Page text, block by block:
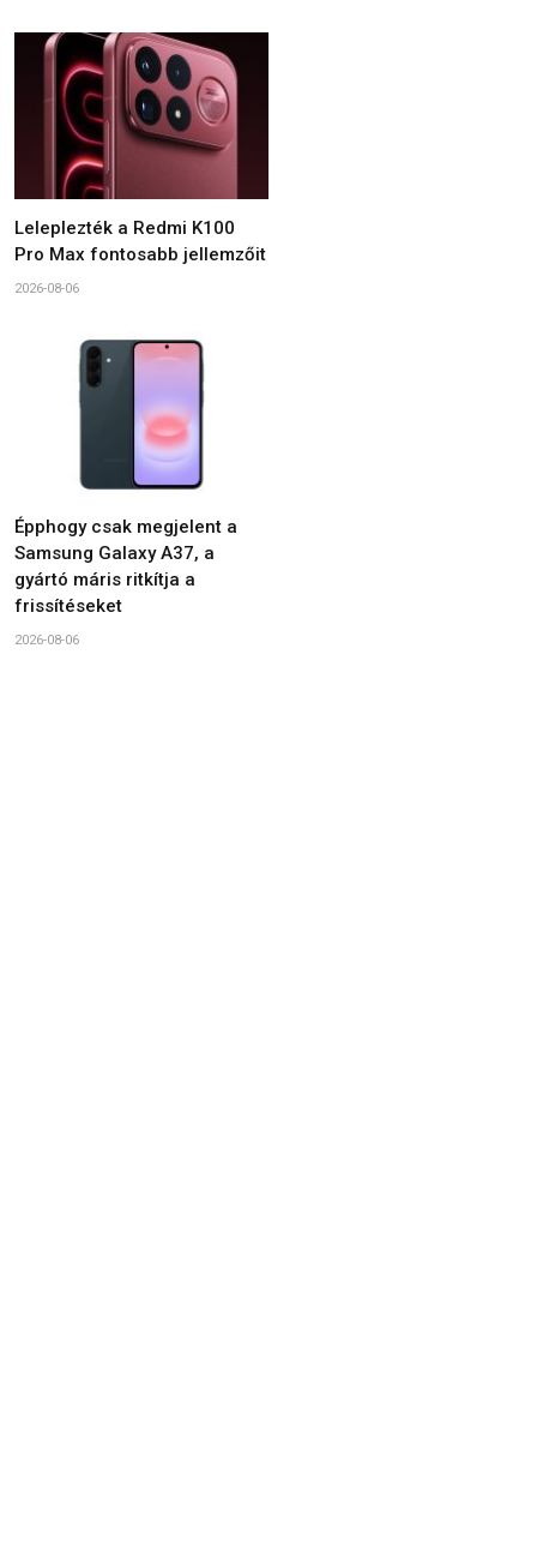
Leleplezték a Redmi K100
Pro Max fontosabb jellemzőit
2026-08-06
Épphogy csak megjelent a
Samsung Galaxy A37, a
gyártó máris ritkítja a
frissítéseket
2026-08-06